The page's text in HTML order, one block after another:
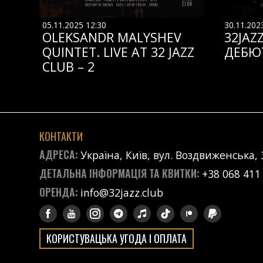
05.11.2025 12:30
OLEKSANDR MALYSHEV
QUINTET. LIVE AT 32 JAZZ
CLUB – 2
КОНТАКТИ
АДРЕСА:Україна, Київ, вул. Воздвиженська,
ДЕТАЛЬНА ІНФОРМАЦІЯ ТА КВИТКИ: +38 068
ОРЕНДА: info@32jazz.club
КОРИСТУВАЦЬКА УГОДА І ОПЛАТА